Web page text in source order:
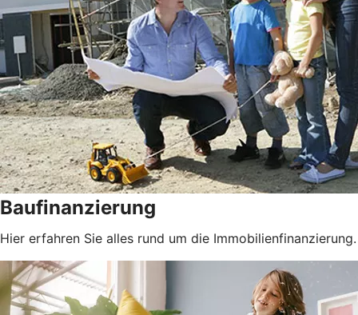
Baufinanzierung
Hier erfahren Sie alles rund um die Immobilienfinanzierung.